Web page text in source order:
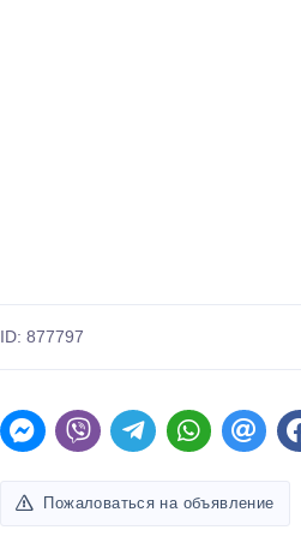
ID: 877797
Пожаловаться на объявление